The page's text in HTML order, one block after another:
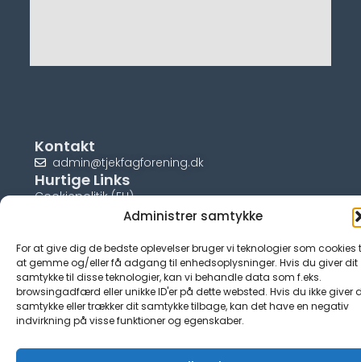
Administrer samtykke
For at give dig de bedste oplevelser bruger vi teknologier som cookies
at gemme og/eller få adgang til enhedsoplysninger. Hvis du giver dit
samtykke til disse teknologier, kan vi behandle data som f.eks.
browsingadfærd eller unikke ID'er på dette websted. Hvis du ikke giver
samtykke eller trækker dit samtykke tilbage, kan det have en negativ
indvirkning på visse funktioner og egenskaber.
Kontakt
admin@tjekfagforening.dk
Hurtige Links
Cookiepolitik (EU)
© tjek-fagforening.dk